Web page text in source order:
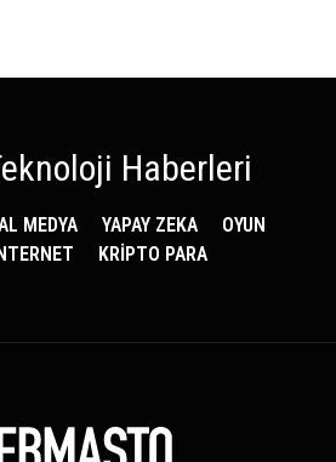
Haberleri
MEDYA YAPAY ZEKA
OYUN
KRİPTO PARA